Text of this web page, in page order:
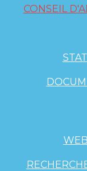
CONSEIL